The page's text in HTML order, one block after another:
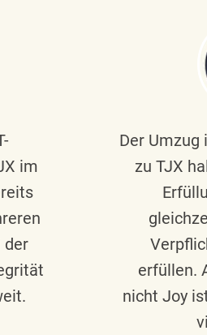
im
der
Der Umzug
zu TJX
erfüllen.
nicht Joy